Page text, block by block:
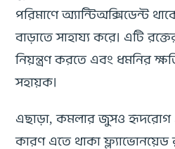
পরিমাণে অ্যান্টিঅক্সিডেন্ট
বাড়াতে সাহায্য করে। এটি
নিয়ন্ত্রণ করতে এবং ধমনির
সহায়ক।
এছাড়া, কমলার জুসও হৃদরোগ
কারণ এতে থাকা ফ্ল্যাভোনয়েড